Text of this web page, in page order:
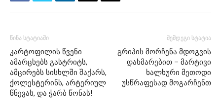
წინა სტატიაში
კარტოფილის წვენი
ამარცხებს გასტრიტს,
ამცირებს სისხლში შაქარს,
ქოლესტერინს, არტერიულ
წნევას, და ჭარბ წონას!
შემდეგი სტატია
გრიპის მორჩენა მდოგვის
დახმარებით – მარტივი
ხალხური მეთოდი
უსწრაფესად მოგარჩენთ